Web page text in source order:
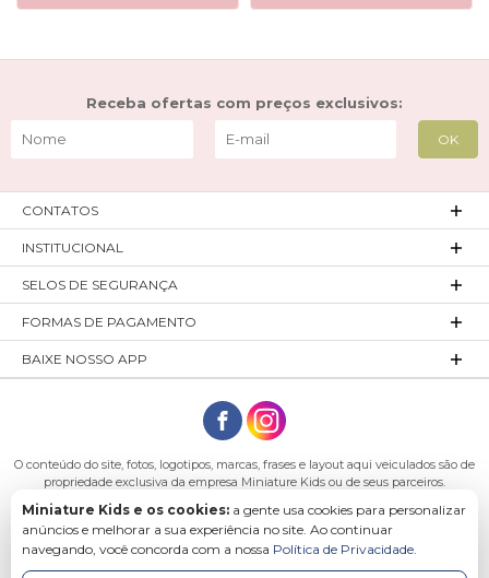
Receba ofertas com preços exclusivos:
CONTATOS
INSTITUCIONAL
SELOS DE SEGURANÇA
FORMAS DE PAGAMENTO
BAIXE NOSSO APP
O conteúdo do site, fotos, logotipos, marcas, frases e layout aqui veiculados são de
propriedade exclusiva da empresa Miniature Kids ou de seus parceiros.
Todos os direitos reservados. Platinum Indústria de Confecções LTDA - CNPJ:
27.180.131/0001-54 Endereço: Rod. Ivo Silveira, n° 7505 - Bateias, Gaspar - SC, 89113-
040
Miniature Kids e os cookies: a gente usa cookies para personalizar
anúncios e melhorar a sua experiência no site. Ao continuar
navegando, você concorda com a nossa Política de Privacidade.